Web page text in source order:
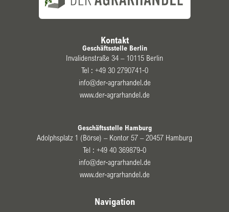
Kontakt
Geschäftsstelle Berlin
Invalidenstraße 34 – 10115 Berlin
Tel : +49 30 2790741-0
info@der-agrarhandel.de
www.der-agrarhandel.de
Geschäftsstelle Hamburg
Adolphsplatz 1 (Börse) – Kontor 57 – 20457 Hamburg
Tel : +49 40 369879-0
info@der-agrarhandel.de
www.der-agrarhandel.de
Navigation